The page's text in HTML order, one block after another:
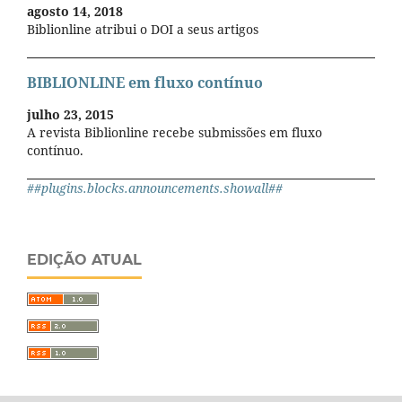
agosto 14, 2018
Biblionline atribui o DOI a seus artigos
BIBLIONLINE em fluxo contínuo
julho 23, 2015
A revista Biblionline recebe submissões em fluxo
contínuo.
##plugins.blocks.announcements.showall##
EDIÇÃO ATUAL